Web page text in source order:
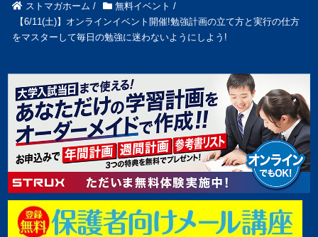
ストマガホーム / 無料イベント /
【6/11(土)】オンラインイベント開催!勉強計画の立て方と実行の仕方
をマスターして毎日の勉強に迷わないようにしよう!